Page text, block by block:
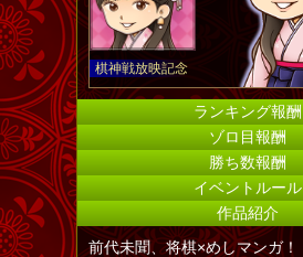
棋神戦放映記念
ランキング報酬
ゾロ目報酬
勝ち数報酬
イベントルール
作品紹介
前代未聞、将棋×めしマンガ！